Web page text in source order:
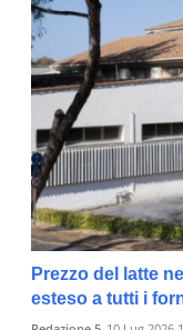
Prezzo del latte
esteso a tutti i